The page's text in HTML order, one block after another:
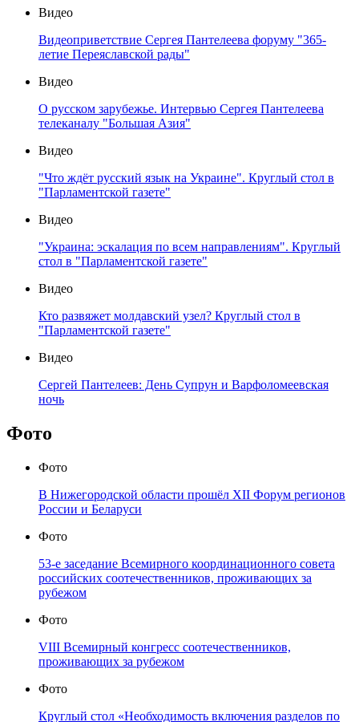
Видео
Видеоприветствие Сергея Пантелеева форуму "365-
летие Переяславской рады"
Видео
О русском зарубежье. Интервью Сергея Пантелеева
телеканалу "Большая Азия"
Видео
"Что ждёт русский язык на Украине". Круглый стол в
"Парламентской газете"
Видео
"Украина: эскалация по всем направлениям". Круглый
стол в "Парламентской газете"
Видео
Кто развяжет молдавский узел? Круглый стол в
"Парламентской газете"
Видео
Сергей Пантелеев: День Супрун и Варфоломеевская
ночь
Фото
Фото
В Нижегородской области прошёл XII Форум регионов
России и Беларуси
Фото
53-е заседание Всемирного координационного совета
российских соотечественников, проживающих за
рубежом
Фото
VIII Всемирный конгресс соотечественников,
проживающих за рубежом
Фото
Круглый стол «Необходимость включения разделов по